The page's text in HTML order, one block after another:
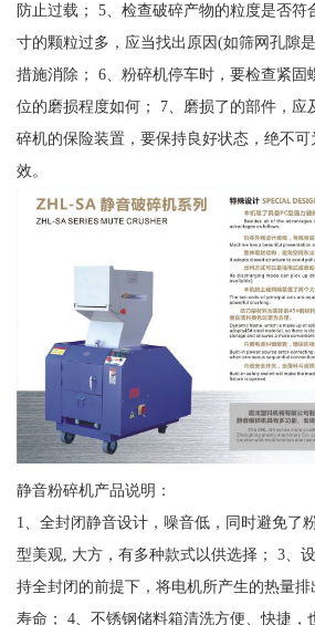
防止过载； 5、检查破碎产物的粒度是否符
寸的颗粒过多，应当找出原因(如筛网孔隙
措施消除； 6、粉碎机停车时，要检查紧固
位的磨损程度如何； 7、磨损了的部件，应
碎机的保险装置，要保持良好状态，绝不
效。
静音粉碎机产品说明：
1、全封闭静音设计，噪音低，同时避免了
型美观, 大方，有多种款式以供选择； 3、
持全封闭的前提下，将电机所产生的热量
寿命； 4、不锈钢储料箱清洗方便、快捷，